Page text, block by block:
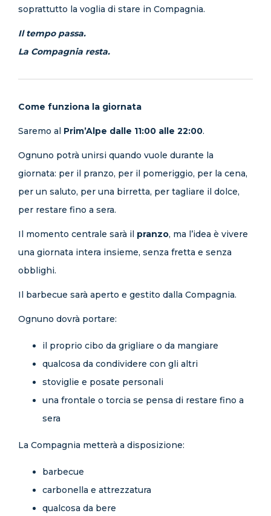
soprattutto la voglia di stare in Compagnia.
Il tempo passa.
La Compagnia resta.
Come funziona la giornata
Saremo al Prim’Alpe dalle 11:00 alle 22:00.
Ognuno potrà unirsi quando vuole durante la
giornata: per il pranzo, per il pomeriggio, per la cena,
per un saluto, per una birretta, per tagliare il dolce,
per restare fino a sera.
Il momento centrale sarà il pranzo, ma l’idea è vivere
una giornata intera insieme, senza fretta e senza
obblighi.
Il barbecue sarà aperto e gestito dalla Compagnia.
Ognuno dovrà portare:
il proprio cibo da grigliare o da mangiare
qualcosa da condividere con gli altri
stoviglie e posate personali
una frontale o torcia se pensa di restare fino a
sera
La Compagnia metterà a disposizione:
barbecue
carbonella e attrezzatura
qualcosa da bere